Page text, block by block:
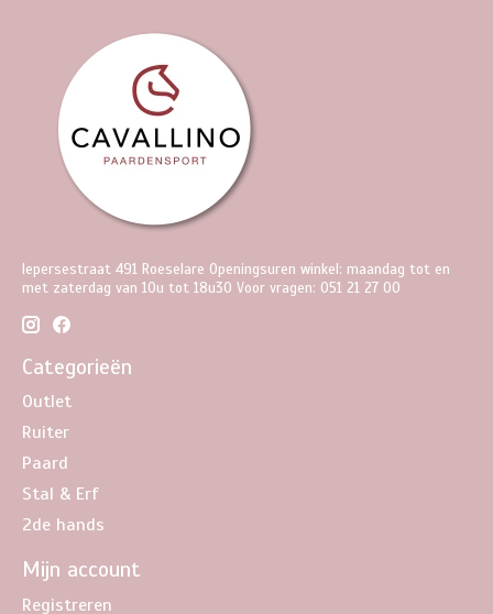
Iepersestraat 491 Roeselare Openingsuren winkel: maandag tot en
met zaterdag van 10u tot 18u30 Voor vragen: 051 21 27 00
Categorieën
Outlet
Ruiter
Paard
Stal & Erf
2de hands
Mijn account
Registreren